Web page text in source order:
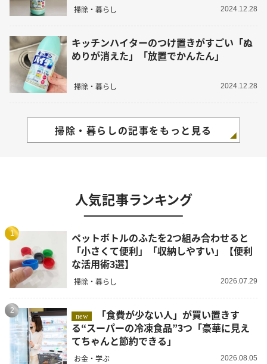
掃除・暮らし 2024.12.28
キッチンハイターのつけ置きがすごい「ぬ
めりが消えた」「放置でかんたん」
掃除・暮らし 2024.12.28
掃除・暮らしの記事をもっと見る
人気記事ランキング
1
ペットボトルのふたを2つ組み合わせると
「小さくて便利」「収納しやすい」【便利
な活用術3選】
掃除・暮らし 2026.07.29
2
new
る“スーパーの冷凍食品”3つ「豪華に見え
てちゃんと節約できる」
お金・学ぶ 2026.08.05